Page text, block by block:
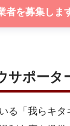
者を募集しま
サポータ
る「我らキタ